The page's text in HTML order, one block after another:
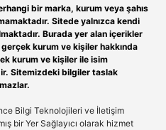
bir marka, kurum veya şahıs
Sitede yalnızca kendi
Burada yer alan içerikler
kurum ve kişiler hakkında
kurum ve kişiler ile isim
Sitemizdeki bilgiler taslak
Bilgi Teknolojileri ve İletişim
bir Yer Sağlayıcı olarak hizmet